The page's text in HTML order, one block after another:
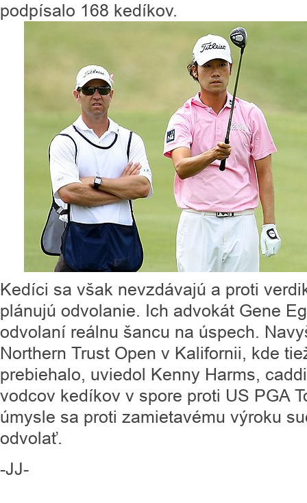
podpísalo 168 kedíkov.
Kedíci sa však nevzdávajú a proti
plánujú odvolanie. Ich advokát Gene
odvolaní reálnu šancu na úspech.
Northern Trust Open v Kalifornii, kde
prebiehalo, uviedol Kenny Harms,
vodcov kedíkov v spore proti US PGA
úmysle sa proti zamietavému výroku
odvolať.
-JJ-